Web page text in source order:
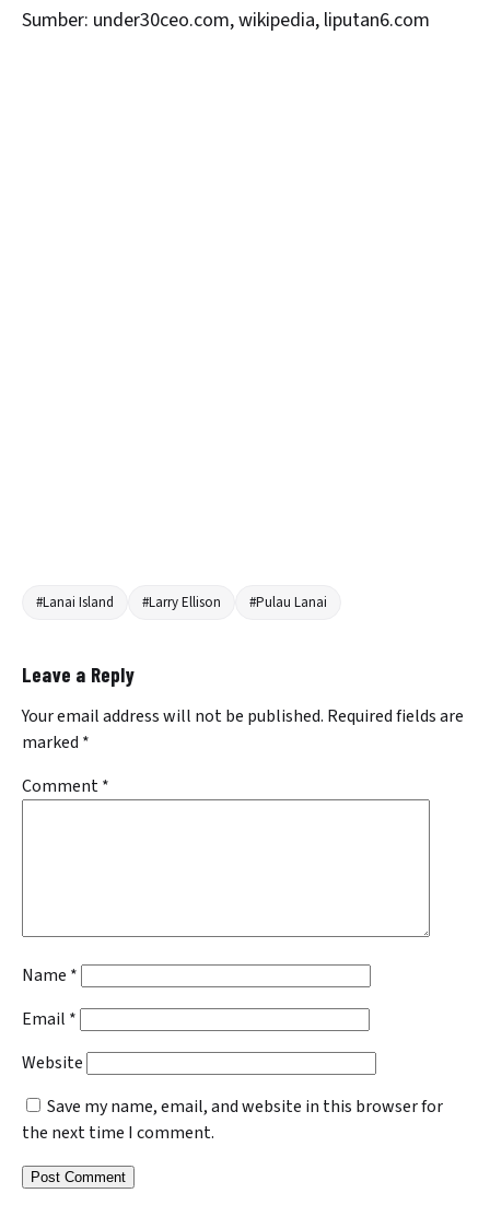
Sumber: under30ceo.com, wikipedia, liputan6.com
#Lanai Island #Larry Ellison #Pulau Lanai
Leave a Reply
Your email address will not be published. Required fields are
marked *
Comment*
Name *
Email *
Website
Save my name, email, and website in this browser for
the next time I comment.